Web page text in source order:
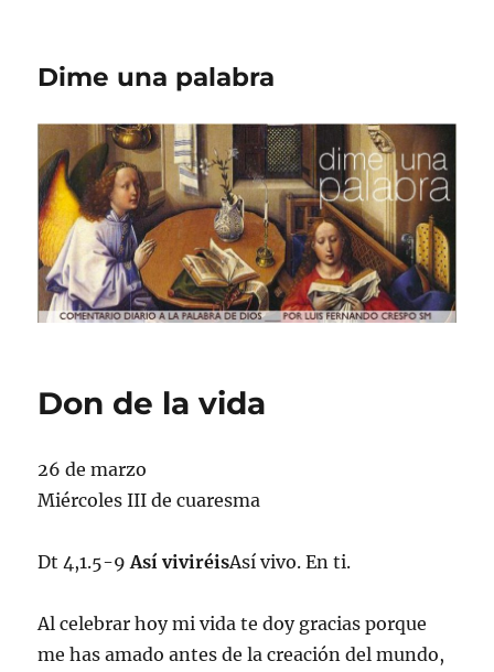
Dime una palabra
Don de la vida
26 de marzo
Miércoles III de cuaresma
Dt 4,1.5-9Así viviréisAsí vivo. En ti.
Al celebrar hoy mi vida te doy gracias porque
me has amado antes de la creación del mundo,